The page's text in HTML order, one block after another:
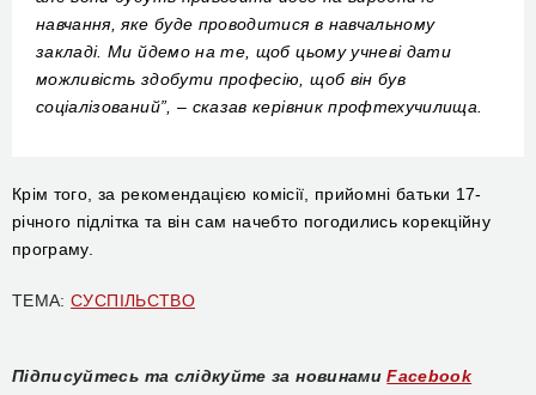
навчання, яке буде проводитися в навчальному
закладі. Ми йдемо на те, щобцьомуучневі дати
можливість здобути професію, щоб він був
соціалізований”, – сказав керівник профтехучилища.
Крім того, за рекомендацією комісії, прийомні батьки 17-
річного підлітка та він сам начебто погодились корекційну
програму.
ТЕМА:СУСПІЛЬСТВО
Підписуйтесь та слідкуйте за новинами Facebook